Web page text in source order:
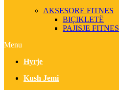
AKSESORE FITNES
BIÇIKLETË
PAJISJE FITNES
Menu
Hyrje
Kush Jemi